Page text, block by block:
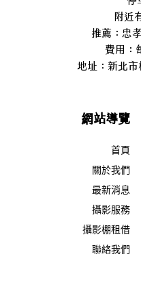
附近
推薦：忠
費用：
地址： 新北
網站導覽
首頁
關於我們
最新消息
攝影服務
攝影棚租借
聯絡我們